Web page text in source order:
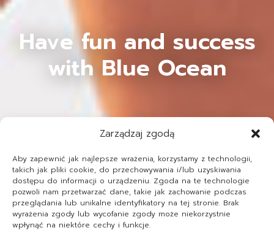
Zarządzaj zgodą
Aby zapewnić jak najlepsze wrażenia, korzystamy z technologii,
takich jak pliki cookie, do przechowywania i/lub uzyskiwania
dostępu do informacji o urządzeniu. Zgoda na te technologie
pozwoli nam przetwarzać dane, takie jak zachowanie podczas
przeglądania lub unikalne identyfikatory na tej stronie. Brak
wyrażenia zgody lub wycofanie zgody może niekorzystnie
wpłynąć na niektóre cechy i funkcje.
Have fun and success
with Blue Ocean